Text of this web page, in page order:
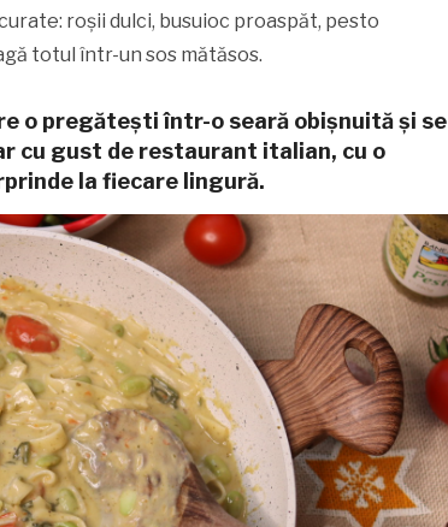
roșii dulci, busuioc proaspăt, pesto
totul într-un sos mătăsos.
o pregătești într-o seară obișnuită și se
cu gust de restaurant italian, cu o
la fiecare lingură.